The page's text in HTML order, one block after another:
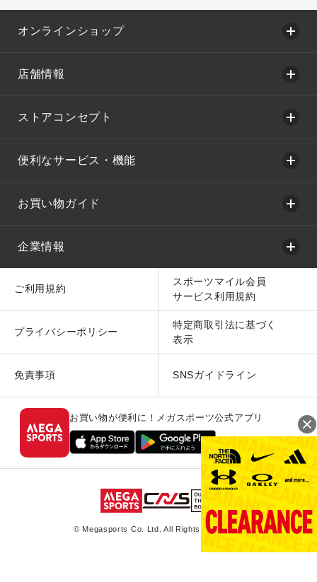
オンラインショップ
店舗情報
ストアコンセプト
便利なサービス・機能
お買い物ガイド
企業情報
ご利用規約
スポーツマイル会員
サービス利用規約
プライバシーポリシー
特定商取引法に基づく
表示
免責事項 SNSガイドライン
お買い物が便利に！メガスポーツ公式アプリ
© Megasports Co. Ltd. All Rights Reserved.